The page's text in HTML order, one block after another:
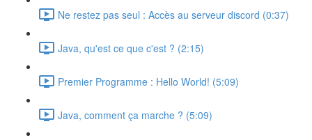
Ne restez pas seul : Accès au serveur discord (0:37)
Java, qu'est ce que c'est ? (2:15)
Premier Programme : Hello World! (5:09)
Java, comment ça marche ? (5:09)